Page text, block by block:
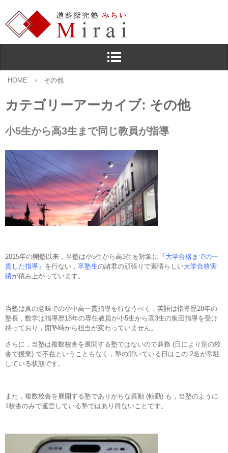
HOME › その他
カテゴリーアーカイブ: その他
小5生から高3生まで同じ教員が指導
2015年の開塾以来，当塾は小5生から高3生を対象に
『大学合格までの一
貫した指導』 を行ない， 卒塾生の諸君の頑張りで素晴らしい大学合格実
績が積み上がっています。
当塾は真の意味での小中高一貫指導を行なうべく，英語は指導歴28年の
塾長，数学は指導歴18年の専任教員が小5生から高3生の集団指導を受け
持っており，開塾時から担当が変わっていません。
さらに，当塾は複数校舎を展開する塾ではないので兼務 (日により別の校
舎で授業) で不在ということもなく，塾の開いている日はこの 2名が常駐
している状態です。
また，複数校舎を展開する塾でありがちな異動 (転勤) も，当塾のように
1校舎のみで運営している塾ではあり得ないことです。